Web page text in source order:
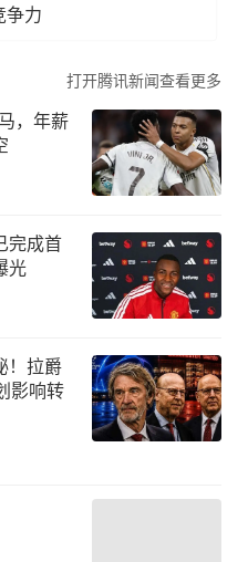
争力
打开腾讯新闻查看更多
，年薪
完成首
光
！拉爵
影响转